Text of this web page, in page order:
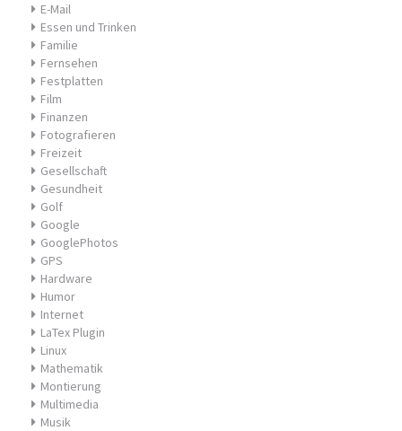
E-Mail
Essen und Trinken
Familie
Fernsehen
Festplatten
Film
Finanzen
Fotografieren
Freizeit
Gesellschaft
Gesundheit
Golf
Google
GooglePhotos
GPS
Hardware
Humor
Internet
LaTex Plugin
Linux
Mathematik
Montierung
Multimedia
Musik